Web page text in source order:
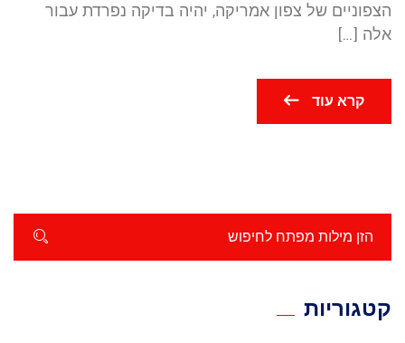
הצפוניים של צפון אמריקה, יהיה בדיקה נפרדת עבור
אלה […]
קרא עוד
קטגוריות